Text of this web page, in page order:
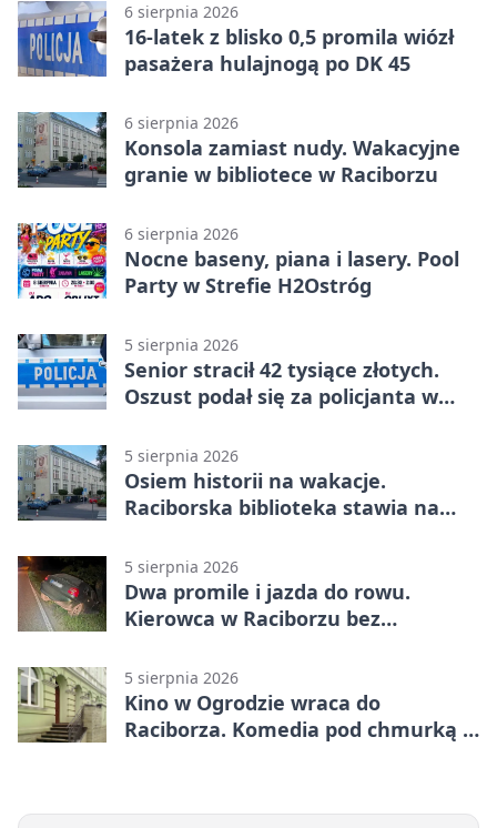
6 sierpnia 2026
16-latek z blisko 0,5 promila wiózł
pasażera hulajnogą po DK 45
6 sierpnia 2026
Konsola zamiast nudy. Wakacyjne
granie w bibliotece w Raciborzu
6 sierpnia 2026
Nocne baseny, piana i lasery. Pool
Party w Strefie H2Ostróg
5 sierpnia 2026
Senior stracił 42 tysiące złotych.
Oszust podał się za policjanta w
5 sierpnia 2026
Osiem historii na wakacje.
Raciborska biblioteka stawia na
5 sierpnia 2026
Dwa promile i jazda do rowu.
Kierowca w Raciborzu bez
5 sierpnia 2026
Kino w Ogrodzie wraca do
Raciborza. Komedia pod chmurką w